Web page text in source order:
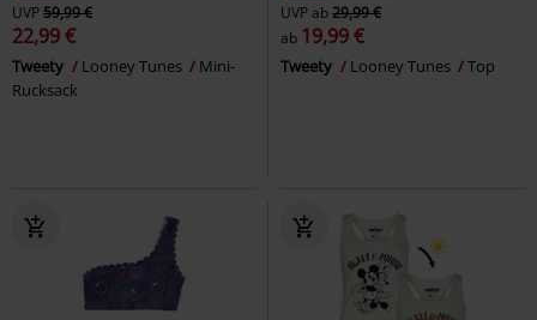
UVP59,99 €
22,99 €
Tweety Looney Tunes
Mini-
Rucksack
UVPab29,99 €
ab 19,99 €
Tweety Looney Tunes Top